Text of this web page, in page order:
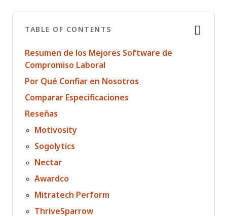
TABLE OF CONTENTS
Resumen de los Mejores Software de
Compromiso Laboral
Por Qué Confiar en Nosotros
Comparar Especificaciones
Reseñas
Motivosity
Sogolytics
Nectar
Awardco
Mitratech Perform
ThriveSparrow